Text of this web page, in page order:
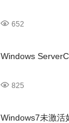
652
Windows
825
Windows7未激活